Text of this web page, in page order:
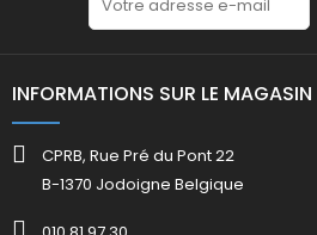
INFORMATIONS SUR LE MAGASIN
CPRB, Rue Pré du Pont 22
B-1370 Jodoigne Belgique